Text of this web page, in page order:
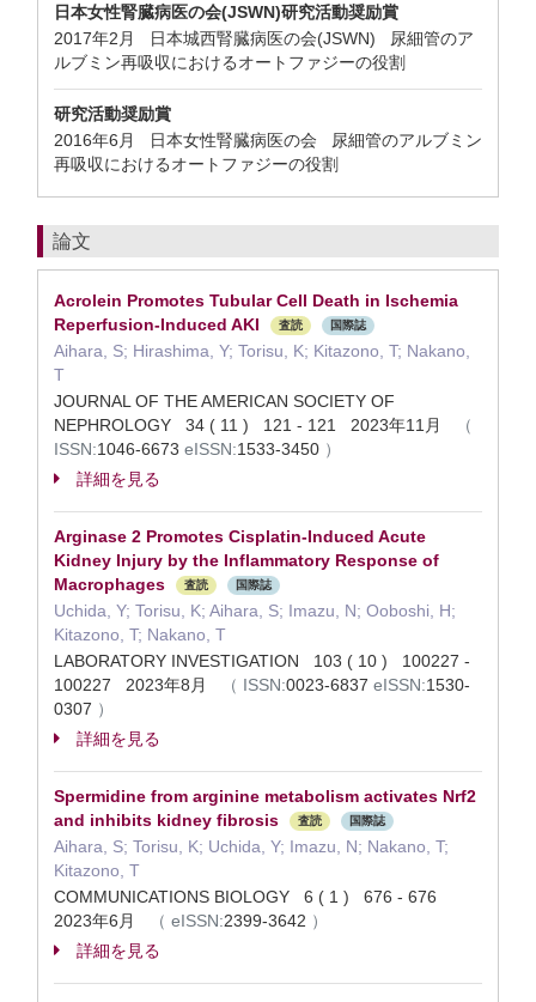
日本女性腎臓病医の会(JSWN)研究活動奨励賞
2017年2月 日本城西腎臓病医の会(JSWN) 尿細管のア
ルブミン再吸収におけるオートファジーの役割
研究活動奨励賞
2016年6月 日本女性腎臓病医の会 尿細管のアルブミン
再吸収におけるオートファジーの役割
論文
Acrolein Promotes Tubular Cell Death in Ischemia
Reperfusion-Induced AKI
査読 国際誌
Aihara, S; Hirashima, Y; Torisu, K; Kitazono, T; Nakano,
T
JOURNAL OF THE AMERICAN SOCIETY OF
NEPHROLOGY 34 ( 11 ) 121 - 121 2023年11月
（
ISSN:1046-6673 eISSN:1533-3450 ）
詳細を見る
Arginase 2 Promotes Cisplatin-Induced Acute
Kidney Injury by the Inflammatory Response of
Macrophages
査読 国際誌
Uchida, Y; Torisu, K; Aihara, S; Imazu, N; Ooboshi, H;
Kitazono, T; Nakano, T
LABORATORY INVESTIGATION 103 ( 10 ) 100227 -
100227 2023年8月
（ ISSN:0023-6837 eISSN:1530-
0307 ）
詳細を見る
Spermidine from arginine metabolism activates Nrf2
and inhibits kidney fibrosis
査読 国際誌
Aihara, S; Torisu, K; Uchida, Y; Imazu, N; Nakano, T;
Kitazono, T
COMMUNICATIONS BIOLOGY 6 ( 1 ) 676 - 676
2023年6月
（ eISSN:2399-3642 ）
詳細を見る